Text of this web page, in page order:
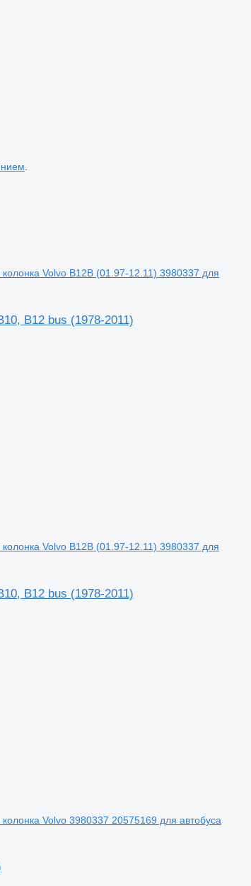
колонка Volvo B12B (01.97-12.11) 3980337 для
B12 bus (1978-2011)
колонка Volvo B12B (01.97-12.11) 3980337 для
B12 bus (1978-2011)
колонка Volvo 3980337 20575169 для автобуса